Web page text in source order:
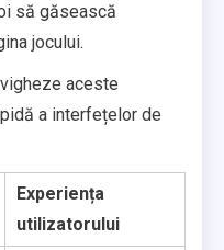
să găsească
jocului.
aceste
a interfețelor de
Experiența
utilizatorului